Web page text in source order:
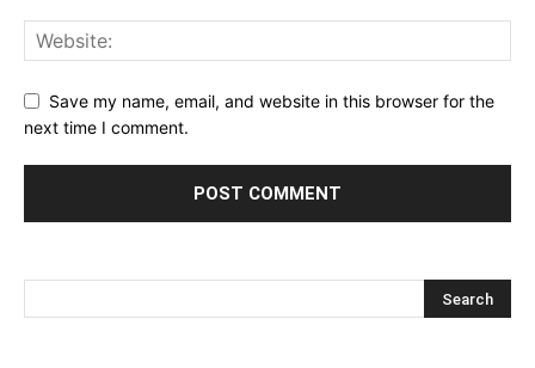
Save my name, email, and website in this browser for the
next time I comment.